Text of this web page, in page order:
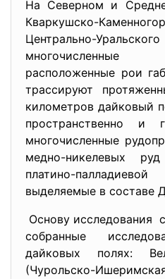
На Северном и
Кваркушско-
Центрально-
расположенные рои
трассируют
километров дайковый
пространственно и
многочисленные
медно-никелевых
платино-
выделяемые в
Основу исследования
собранные
дайковых полях:
(Чурольско-